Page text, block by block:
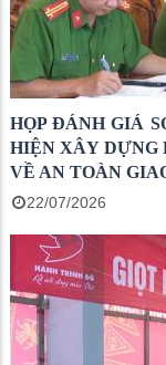
HỌP ĐÁNH GIÁ
HIỆN XÂY DỰNG
VỀ AN TOÀN
22/07/2026